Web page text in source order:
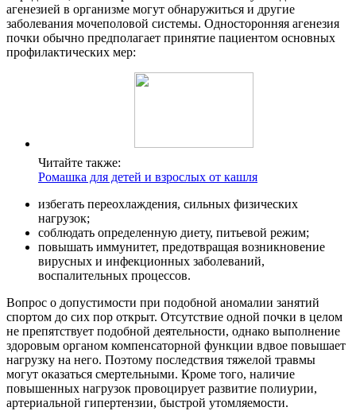
агенезией в организме могут обнаружиться и другие
заболевания мочеполовой системы. Односторонняя агенезия
почки обычно предполагает принятие пациентом основных
профилактических мер:
Читайте также:
Ромашка для детей и взрослых от кашля
избегать переохлаждения, сильных физических
нагрузок;
соблюдать определенную диету, питьевой режим;
повышать иммунитет, предотвращая возникновение
вирусных и инфекционных заболеваний,
воспалительных процессов.
Вопрос о допустимости при подобной аномалии занятий
спортом до сих пор открыт. Отсутствие одной почки в целом
не препятствует подобной деятельности, однако выполнение
здоровым органом компенсаторной функции вдвое повышает
нагрузку на него. Поэтому последствия тяжелой травмы
могут оказаться смертельными. Кроме того, наличие
повышенных нагрузок провоцирует развитие полиурии,
артериальной гипертензии, быстрой утомляемости.